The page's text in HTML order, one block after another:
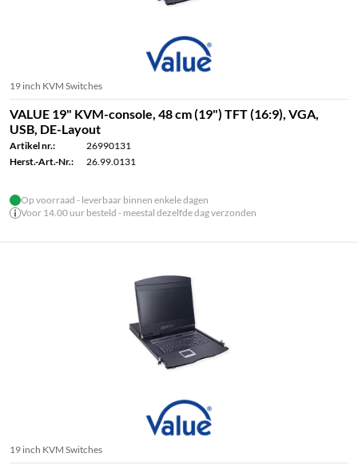
19 inch KVM Switches
VALUE 19" KVM-console, 48 cm (19") TFT (16:9), VGA,
USB, DE-Layout
Artikel nr.:
26990131
Herst.-Art.-Nr.:
26.99.0131
Op voorraad - leverbaar binnen enkele dagen
Voor 14.00 uur besteld - meestal dezelfde dag verzonden
19 inch KVM Switches